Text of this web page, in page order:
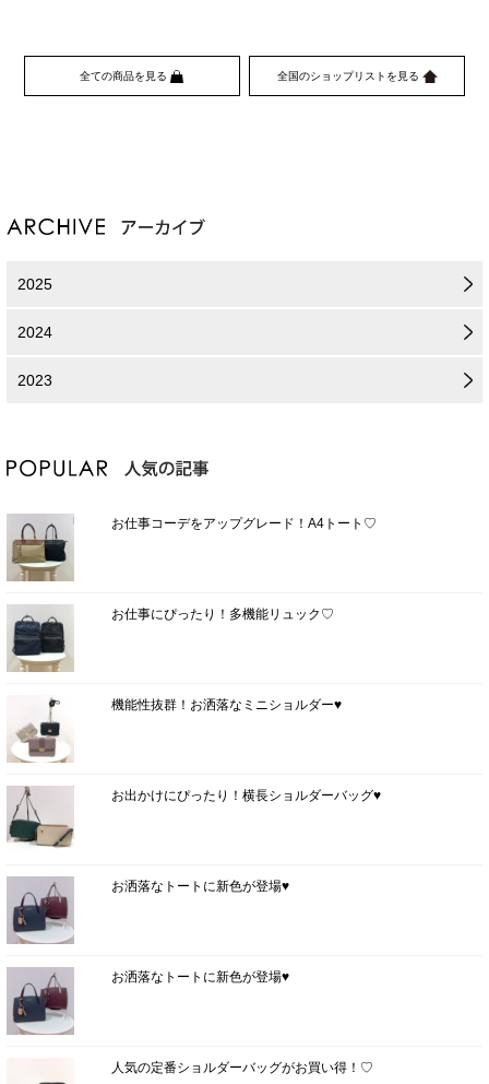
全ての商品を見る 全国のショップリストを見る
2025
2024
2023
お仕事コーデをアップグレード！A4トート♡
お仕事にぴったり！多機能リュック♡
機能性抜群！お洒落なミニショルダー♥
お出かけにぴったり！横長ショルダーバッグ♥
お洒落なトートに新色が登場♥
お洒落なトートに新色が登場♥
人気の定番ショルダーバッグがお買い得！♡